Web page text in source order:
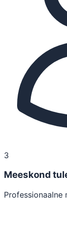
3
Meeskond
Professionaalne